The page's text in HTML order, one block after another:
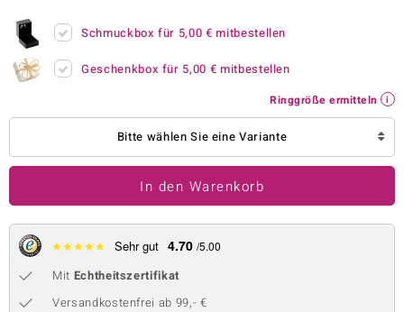
BY DE MELO
Collection
Schmuckbox für 5,00 € mitbestellen
Geschenkbox für 5,00 € mitbestellen
Ringgröße ermitteln
Bitte wählen Sie eine Variante
In den Warenkorb
★★★★★ Sehr gut 4.70 /5.00
Mit Echtheitszertifikat
Versandkostenfrei ab 99,- €